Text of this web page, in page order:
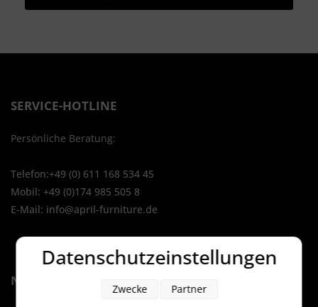
SERVICE-HOTLINE
Persönliche Beratung:
Telefon:+49 (0) 611 168 534 45
Mobil: +49 (0)174 985 505 8
E-Mail: info@april-furniture.de
NAVIGATION
Datenschutzeinstellungen
Zwecke Partner